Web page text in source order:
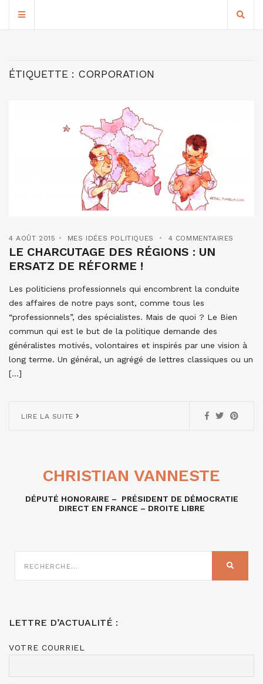
ÉTIQUETTE : CORPORATION
4 AOÛT 2015 MES IDÉES POLITIQUES 4 COMMENTAIRES
LE CHARCUTAGE DES RÉGIONS : UN
ERSATZ DE RÉFORME !
Les politiciens professionnels qui encombrent la conduite
des affaires de notre pays sont, comme tous les
“professionnels”, des spécialistes. Mais de quoi ? Le Bien
commun qui est le but de la politique demande des
généralistes motivés, volontaires et inspirés par une vision à
long terme. Un général, un agrégé de lettres classiques ou un
[…]
LIRE LA SUITE
CHRISTIAN VANNESTE
DÉPUTÉ HONORAIRE – PRÉSIDENT DE DÉMOCRATIE
DIRECT EN FRANCE – DROITE LIBRE
SUR
LETTRE D’ACTUALITÉ :
VOTRE COURRIEL